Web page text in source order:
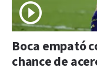
Boca empató
chance de